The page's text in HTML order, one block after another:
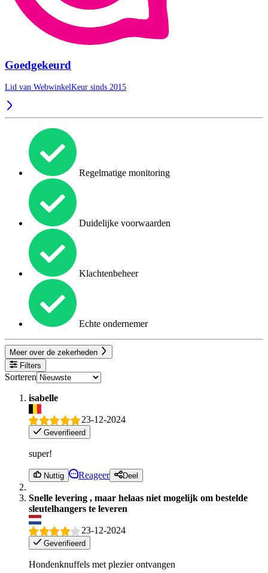
Goedgekeurd
Lid van WebwinkelKeur sinds 2015
Regelmatige monitoring
Duidelijke voorwaarden
Klachtenbeheer
Echte ondernemer
Meer over de zekerheden
Filters
Sorteren
isabelle
23-12-2024
Geverifieerd
super!
Nuttig Reageer Deel
Snelle levering , maar helaas niet mogelijk om bestelde
sleutelhangers te leveren
23-12-2024
Geverifieerd
Hondenknuffels met plezier ontvangen